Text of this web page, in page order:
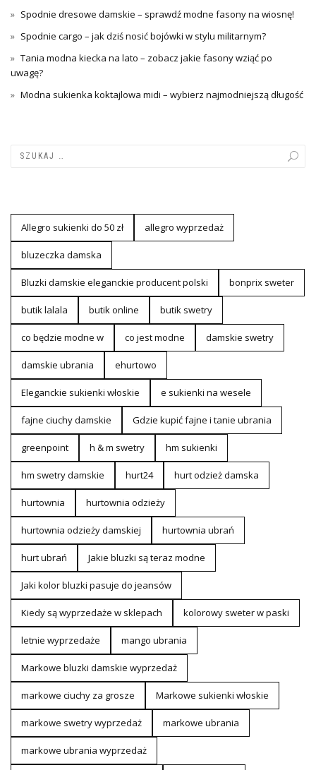
Spodnie dresowe damskie – sprawdź modne fasony na wiosnę!
Spodnie cargo – jak dziś nosić bojówki w stylu militarnym?
Tania modna kiecka na lato – zobacz jakie fasony wziąć po
uwagę?
Modna sukienka koktajlowa midi – wybierz najmodniejszą długość
Allegro sukienki do 50 zł allegro wyprzedaż
bluzeczka damska
Bluzki damskie eleganckie producent polski bonprix sweter
butik lalala butik online butik swetry
co będzie modne w co jest modne damskie swetry
damskie ubrania ehurtowo
Eleganckie sukienki włoskie e sukienki na wesele
fajne ciuchy damskie Gdzie kupić fajne i tanie ubrania
greenpoint h & m swetry hm sukienki
hm swetry damskie hurt24 hurt odzież damska
hurtownia hurtownia odzieży
hurtownia odzieży damskiej hurtownia ubrań
hurt ubrań Jakie bluzki są teraz modne
Jaki kolor bluzki pasuje do jeansów
Kiedy są wyprzedaże w sklepach kolorowy sweter w paski
letnie wyprzedaże mango ubrania
Markowe bluzki damskie wyprzedaż
markowe ciuchy za grosze Markowe sukienki włoskie
markowe swetry wyprzedaż markowe ubrania
markowe ubrania wyprzedaż